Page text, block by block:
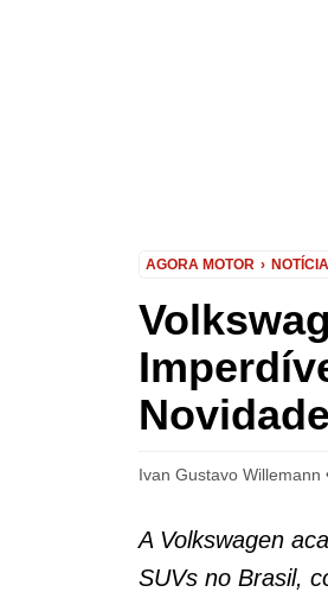
AGORA MOTOR
Ivan Gustavo Willemann
A Volkswagen
SUVs no Brasil,